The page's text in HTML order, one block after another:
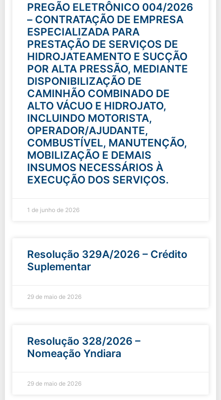
PREGÃO ELETRÔNICO 004/2026
– CONTRATAÇÃO DE EMPRESA
ESPECIALIZADA PARA
PRESTAÇÃO DE SERVIÇOS DE
HIDROJATEAMENTO E SUCÇÃO
POR ALTA PRESSÃO, MEDIANTE
DISPONIBILIZAÇÃO DE
CAMINHÃO COMBINADO DE
ALTO VÁCUO E HIDROJATO,
INCLUINDO MOTORISTA,
OPERADOR/AJUDANTE,
COMBUSTÍVEL, MANUTENÇÃO,
MOBILIZAÇÃO E DEMAIS
INSUMOS NECESSÁRIOS À
EXECUÇÃO DOS SERVIÇOS.
1 de junho de 2026
Resolução 329A/2026 – Crédito
Suplementar
29 de maio de 2026
Resolução 328/2026 –
Nomeação Yndiara
29 de maio de 2026